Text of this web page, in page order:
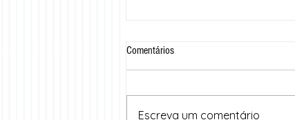
Comentários
Escreva um comentário